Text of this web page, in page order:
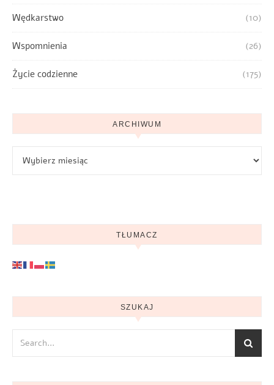
Wędkarstwo (10)
Wspomnienia (26)
Życie codzienne (175)
ARCHIWUM
TŁUMACZ
SZUKAJ